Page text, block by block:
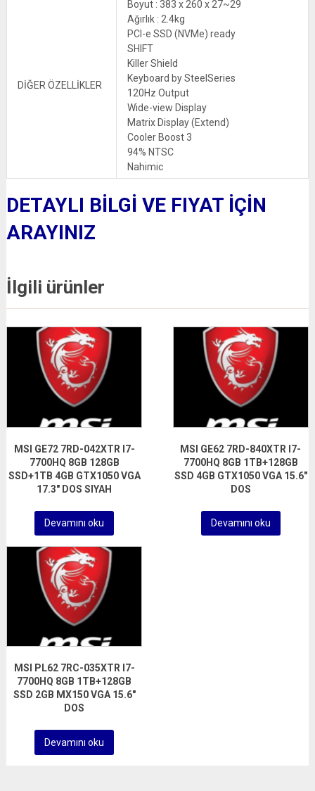
DİĞER ÖZELLİKLER
Boyut : 383 x 260 x 27~29
Ağırlık : 2.4kg
PCI-e SSD (NVMe) ready
SHIFT
Killer Shield
Keyboard by SteelSeries
120Hz Output
Wide-view Display
Matrix Display (Extend)
Cooler Boost 3
94% NTSC
Nahimic
DETAYLI BİLGİ VE FIYAT İÇİN
ARAYINIZ
İlgili ürünler
MSI GE72 7RD-042XTR I7-
7700HQ 8GB 128GB
SSD+1TB 4GB GTX1050 VGA
17.3″ DOS SIYAH
Devamını oku
MSI GE62 7RD-840XTR I7-
7700HQ 8GB 1TB+128GB
SSD 4GB GTX1050 VGA 15.6″
DOS
Devamını oku
MSI PL62 7RC-035XTR I7-
7700HQ 8GB 1TB+128GB
SSD 2GB MX150 VGA 15.6″
DOS
Devamını oku